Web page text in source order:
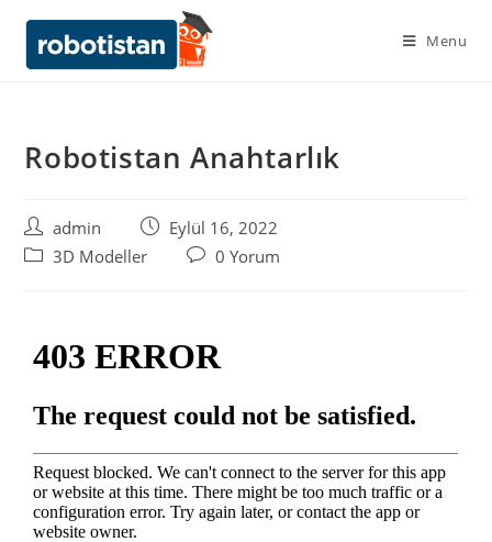
Menu
Robotistan Anahtarlık
admin
Eylül 16, 2022
3D Modeller
0 Yorum